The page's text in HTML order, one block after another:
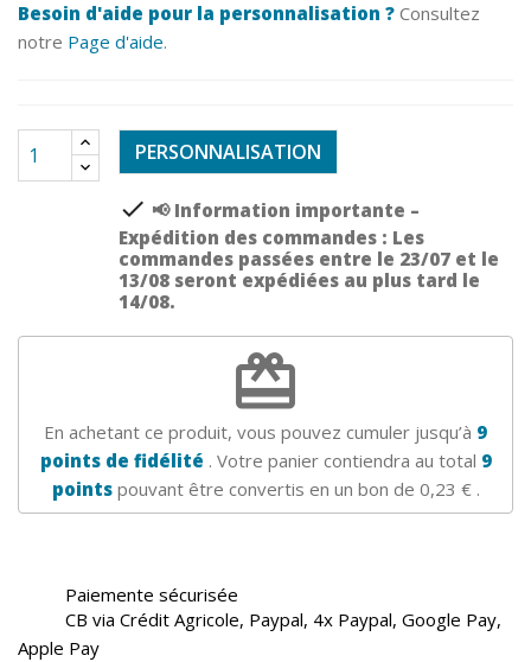
Besoin d'aide pour la personnalisation ? Consultez
notre Page d'aide.
PERSONNALISATION
check 📢 Information importante –
Expédition des commandes : Les
commandes passées entre le 23/07 et le
13/08 seront expédiées au plus tard le
14/08.
redeem
En achetant ce produit, vous pouvez cumuler jusqu’à 9
points de fidélité . Votre panier contiendra au total 9
pointspouvant être convertis en un bon de 0,23 €.
Paiemente sécurisée
CB via Crédit Agricole, Paypal, 4x Paypal, Google Pay,
Apple Pay